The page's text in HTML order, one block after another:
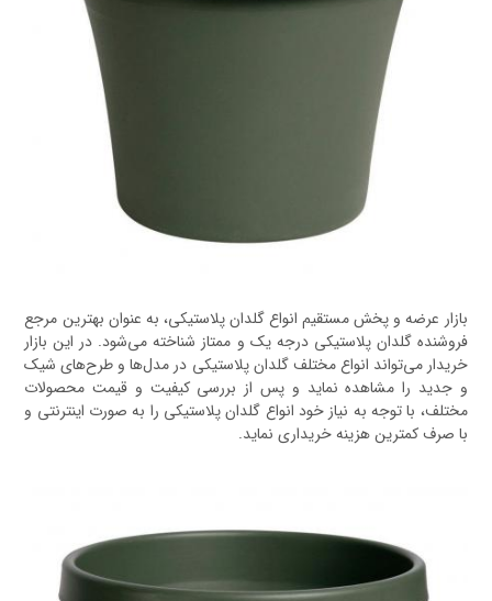
بازار عرضه و پخش مستقیم انواع گلدان پلاستیکی، به عنوان بهترین مرجع
فروشنده گلدان پلاستیکی درجه یک و ممتاز شناخته می‌شود. در این بازار
خریدار می‌تواند انواع مختلف گلدان پلاستیکی در مدل‌ها و طرح‌های شیک
و جدید را مشاهده نماید و پس از بررسی کیفیت و قیمت محصولات
مختلف، با توجه به نیاز خود انواع گلدان پلاستیکی را به صورت اینترنتی و
با صرف کمترین هزینه خریداری نماید.